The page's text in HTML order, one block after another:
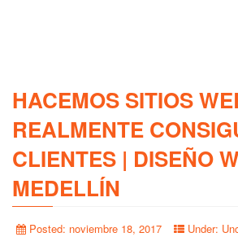
HACEMOS SITIOS
REALMENTE
CLIENTES | DISEÑO
MEDELLÍN
Posted: noviembre 18, 2017 Under: